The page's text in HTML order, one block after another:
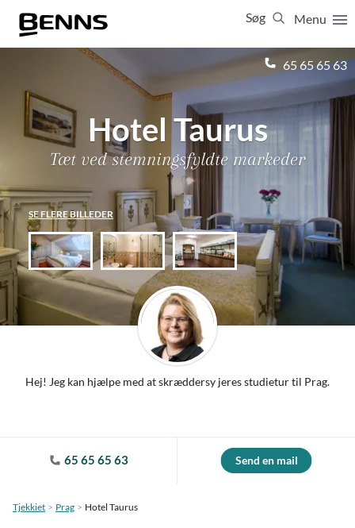
Menu
Søg
65 65 65 63
Hotel Taurus
Tæt ved stemningsfyldte markeder
SE FLERE BILLEDER
Hej! Jeg kan hjælpe med at skræddersy jeres studietur til Prag.
65 65 65 63 Send en mail
Tjekkiet Prag Hotel Taurus
Luk
Vis resultater for: Alle
Ferierejser
Firma- og temarejser
Studierejser